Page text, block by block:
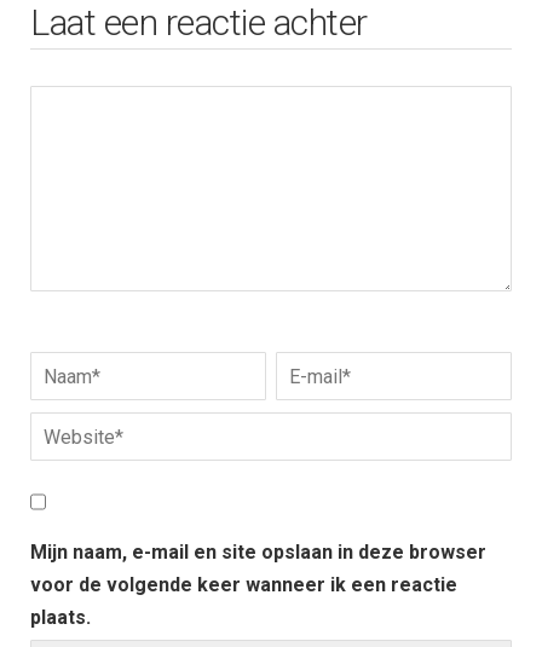
Laat een reactie achter
Mijn naam, e-mail en site opslaan in deze browser
voor de volgende keer wanneer ik een reactie
plaats.